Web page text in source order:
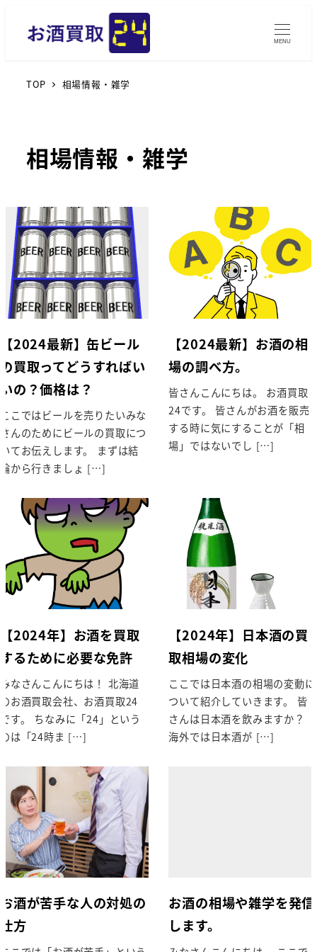
MENU
TOP 相場情報・雑学
相場情報・雑学
【2024最新】缶ビール
の買取ってどうすればい
いの？価格は？
ここではビールを売りたいみな
さんのためにビールの買取につ
いてお伝えします。 まずは結
論から行きましょ […]
【2024最新】お酒の相
場の調べ方。
皆さんこんにちは。 お酒買取
24です。 皆さんがお酒を販売
する時に気にすることが「相
場」ではないでし […]
【2024年】お酒を買取
するために必要な免許
みなさんこんにちは！ 北海道
のお酒買取会社、お酒買取24
です。 ちなみに「24」という
のは「24時ま […]
【2024年】日本酒の買
取相場の変化
ここでは日本酒の相場の変動に
ついて紹介していきます。 皆
さんは日本酒を飲みますか？
海外では日本酒が […]
お酒が苦手な人の対処の
仕方
お酒の相場や雑学を発信
します。